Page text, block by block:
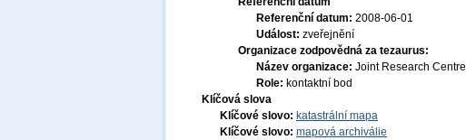
Referenční datum: 2008-06-01
Událost: zveřejnění
Organizace zodpovědná za tezaurus:
Název organizace: Joint Research Centre
Role: kontaktní bod
Klíčová slova
Klíčové slovo: katastrální mapa
Klíčové slovo: mapová archiválie